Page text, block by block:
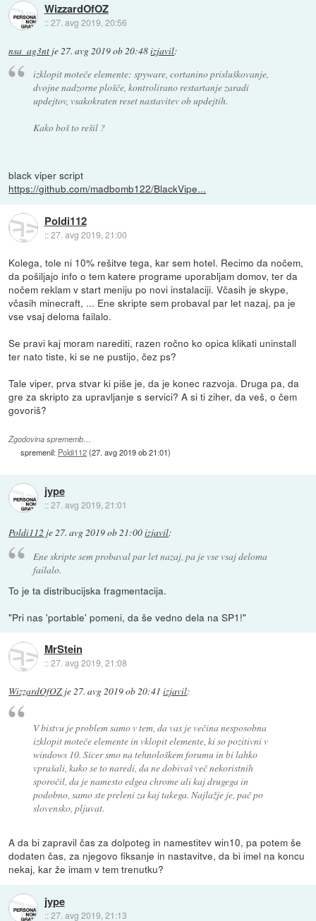
WizzardOfOZ
::27. avg 2019, 20:56
nsa_ag3nt je27. avg 2019 ob 20:48izjavil:
izklopit moteče elemente: spyware, cortanino prisluškovanje,
dvojne nadzorne plošče, kontrolirano restartanje zaradi
updejtov, vsakokraten reset nastavitev ob updejtih.
Kako boš to rešil ?
black viper script
https://github.com/madbomb122/BlackVipe...
Poldi112
::27. avg 2019, 21:00
Kolega, tole ni 10% rešitve tega, kar sem hotel. Recimo da nočem,
da pošiljajo info o tem katere programe uporabljam domov, ter da
nočem reklam v start meniju po novi instalaciji. Včasih je skype,
včasih minecraft, ... Ene skripte sem probaval par let nazaj, pa je
vse vsaj deloma failalo.
Se pravi kaj moram narediti, razen ročno ko opica klikati uninstall
ter nato tiste, ki se ne pustijo, čez ps?
Tale viper, prva stvar ki piše je, da je konec razvoja. Druga pa, da
gre za skripto za upravljanje s servici? A si ti ziher, da veš, o čem
govoriš?
Zgodovina sprememb…
spremenil: Poldi112(27. avg 2019 ob 21:01)
jype
::27. avg 2019, 21:01
Poldi112 je27. avg 2019 ob 21:00izjavil:
Ene skripte sem probaval par let nazaj, pa je vse vsaj deloma
failalo.
To je ta distribucijska fragmentacija.
"Pri nas 'portable' pomeni, da še vedno dela na SP1!"
MrStein
::27. avg 2019, 21:08
WizzardOfOZ je27. avg 2019 ob 20:41 izjavil:
V bistvu je problem samo v tem, da vas je večina nesposobna
izklopit moteče elemente in vklopit elemente, ki so pozitivni v
windows 10. Sicer smo na tehnološkem forumu in bi lahko
vprašali, kako se to naredi, da ne dobivaš več nekoristnih
sporočil, da je namesto edgea chrome ali kaj drugega in
podobno, samo ste preleni za kaj takega. Najlažje je, pač po
slovensko, pljuvat.
A da bi zapravil čas za dolpoteg in namestitev win10, pa potem še
dodaten čas, za njegovo fiksanje in nastavitve, da bi imel na koncu
nekaj, kar že imam v tem trenutku?
jype
::27. avg 2019, 21:13